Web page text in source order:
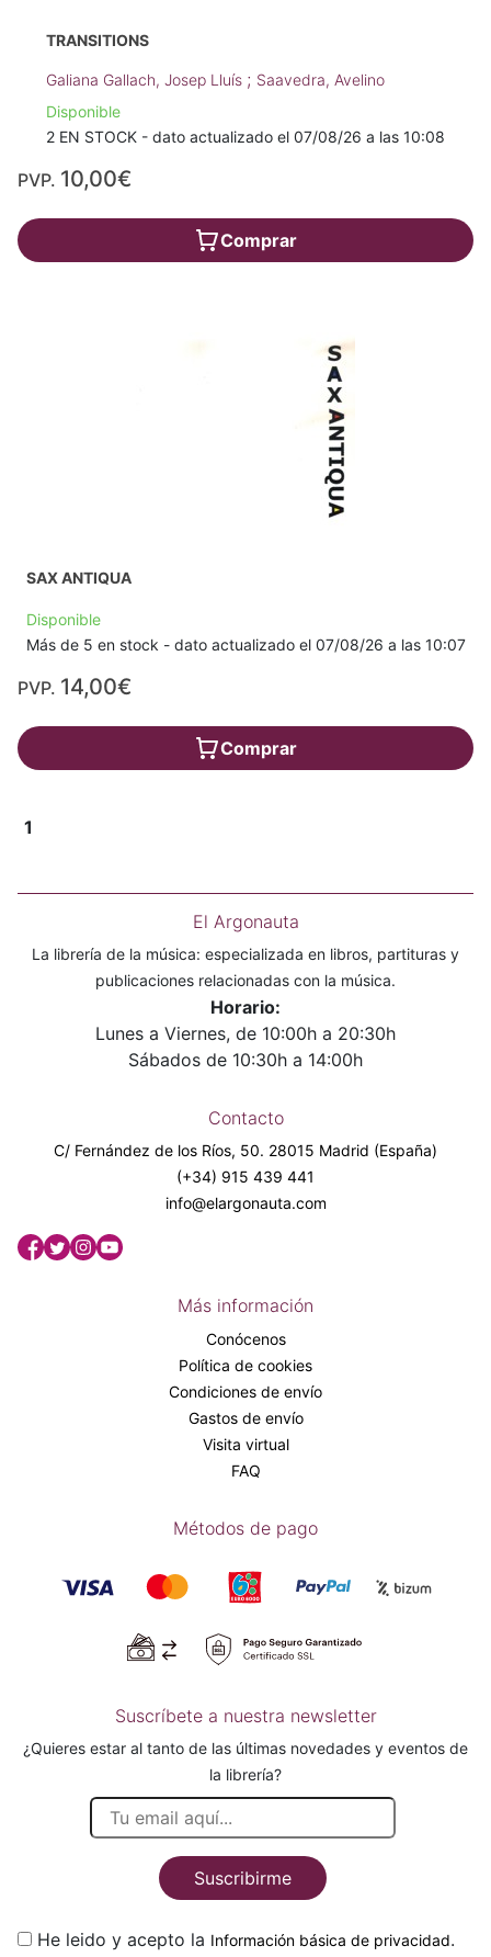
TRANSITIONS
Galiana Gallach, Josep Lluís ; Saavedra, Avelino
Disponible
2 EN STOCK - dato actualizado el 07/08/26 a las 10:08
PVP. 10,00€
Comprar
SAX ANTIQUA
Disponible
Más de 5 en stock - dato actualizado el 07/08/26 a las 10:07
PVP. 14,00€
Comprar
1
El Argonauta
La librería de la música: especializada en libros, partituras y
publicaciones relacionadas con la música.
Horario:
Lunes a Viernes, de 10:00h a 20:30h
Sábados de 10:30h a 14:00h
Contacto
C/ Fernández de los Ríos, 50. 28015 Madrid (España)
(+34) 915 439 441
info@elargonauta.com
Más información
Conócenos
Política de cookies
Condiciones de envío
Gastos de envío
Visita virtual
FAQ
Métodos de pago
Suscríbete a nuestra newsletter
¿Quieres estar al tanto de las últimas novedades y eventos de
la librería?
Suscribirme
He leido y acepto la Información básica de privacidad.